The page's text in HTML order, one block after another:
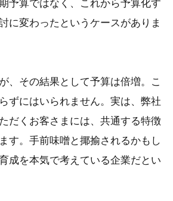
予算ではなく、これから予算化す
に変わったというケースがありま
、その結果として予算は倍増。こ
ずにはいられません。実は、弊社
だくお客さまには、共通する特徴
す。手前味噌と揶揄されるかもし
成を本気で考えている企業だとい